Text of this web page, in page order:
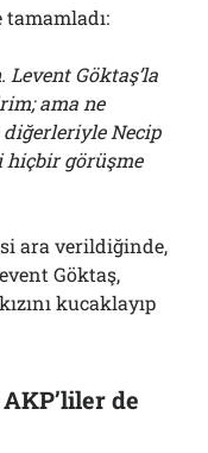
tamamladı:
Levent Göktaş’la
ama ne
diğerleriyle Necip
hiçbir görüşme
ara verildiğinde,
Göktaş,
kucaklayıp
de